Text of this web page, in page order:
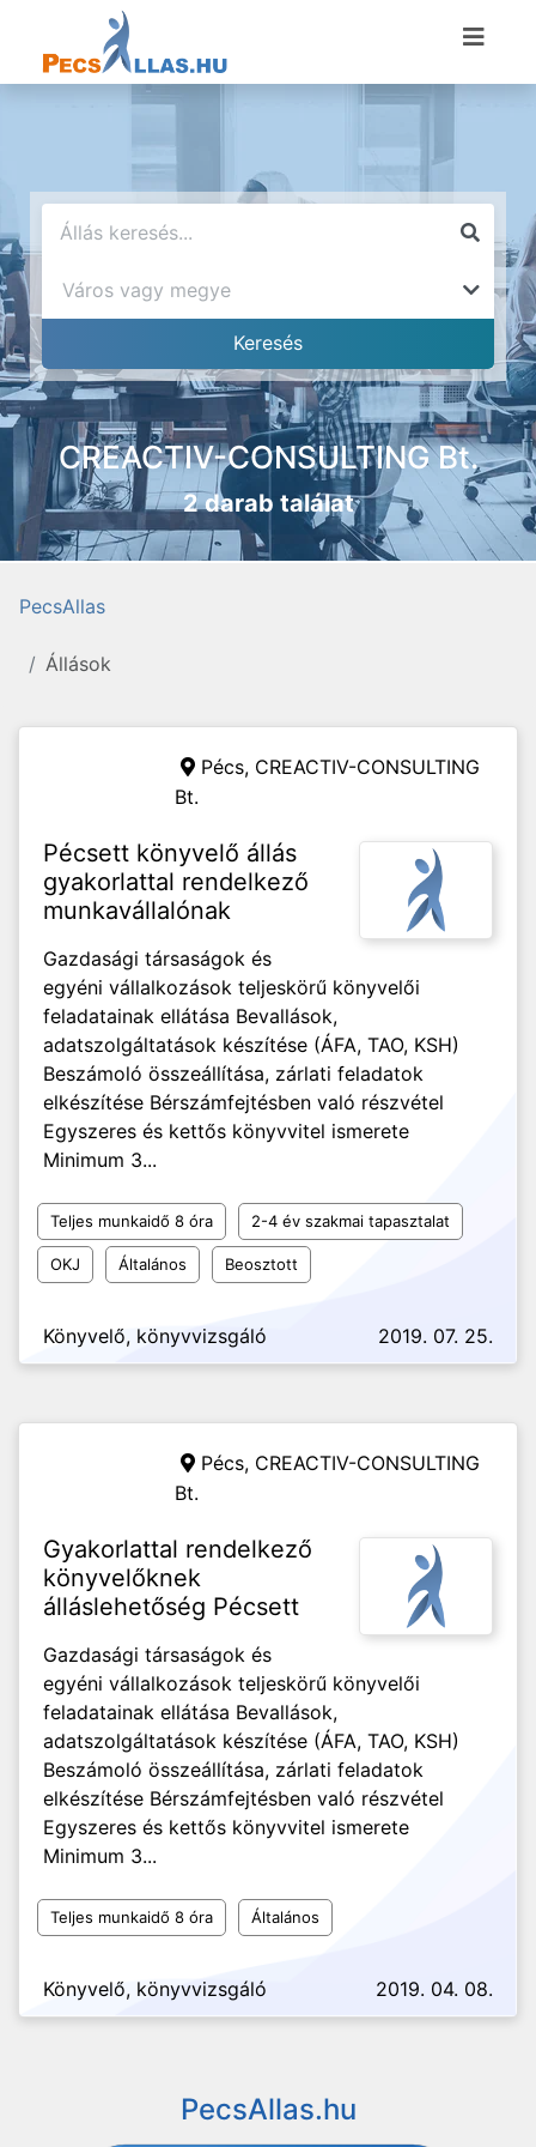
CREACTIV-CONSULTING Bt.
2 darab találat
PecsAllas
Állások
Pécs, CREACTIV-CONSULTING
Bt.
Pécsett könyvelő állás
gyakorlattal rendelkező
munkavállalónak
Gazdasági társaságok és
egyéni vállalkozások teljeskörű könyvelői
feladatainak ellátása Bevallások,
adatszolgáltatások készítése (ÁFA, TAO, KSH)
Beszámoló összeállítása, zárlati feladatok
elkészítése Bérszámfejtésben való részvétel
Egyszeres és kettős könyvvitel ismerete
Minimum 3...
Teljes munkaidő 8 óra 2-4 év szakmai tapasztalat
OKJ Általános Beosztott
Könyvelő, könyvvizsgáló 2019. 07. 25.
Pécs, CREACTIV-CONSULTING
Bt.
Gyakorlattal rendelkező
könyvelőknek
álláslehetőség Pécsett
Gazdasági társaságok és
egyéni vállalkozások teljeskörű könyvelői
feladatainak ellátása Bevallások,
adatszolgáltatások készítése (ÁFA, TAO, KSH)
Beszámoló összeállítása, zárlati feladatok
elkészítése Bérszámfejtésben való részvétel
Egyszeres és kettős könyvvitel ismerete
Minimum 3...
Teljes munkaidő 8 óra Általános
Könyvelő, könyvvizsgáló 2019. 04. 08.
PecsAllas.hu